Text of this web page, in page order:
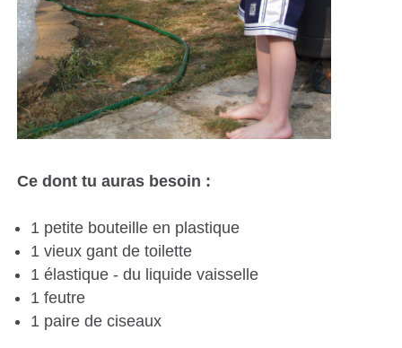
Ce dont tu auras besoin :
1 petite bouteille en plastique
1 vieux gant de toilette
1 élastique - du liquide vaisselle
1 feutre
1 paire de ciseaux